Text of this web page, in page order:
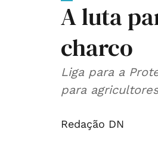
A luta
charco
Liga para a
para
Redação DN